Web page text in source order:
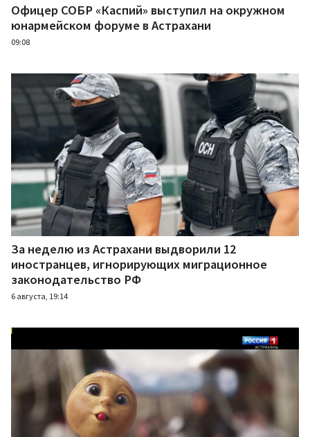
Офицер СОБР «Каспий» выступил на окружном
юнармейском форуме в Астрахани
09:08
За неделю из Астрахани выдворили 12
иностранцев, игнорирующих миграционное
законодательство РФ
6 августа, 19:14